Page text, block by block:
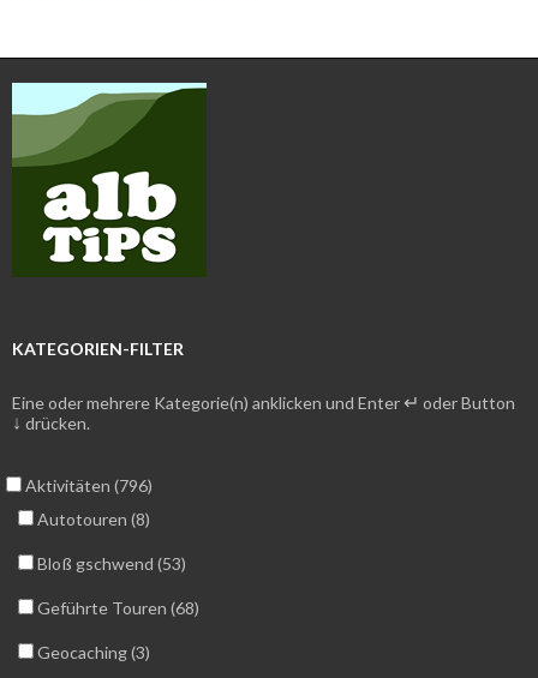
KATEGORIEN-FILTER
Eine oder mehrere Kategorie(n) anklicken und Enter ↵ oder Button
↓ drücken.
Aktivitäten (796)
Autotouren (8)
Bloß gschwend (53)
Geführte Touren (68)
Geocaching (3)